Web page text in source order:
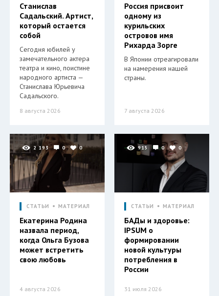
Станислав
Садальский. Артист,
который остается
собой
Сегодня юбилей у
замечательного актера
театра и кино, поистине
народного артиста —
Станислава Юрьевича
Садальского.
8 августа 2026
Россия присвоит
одному из
курильских
островов имя
Рихарда Зорге
В Японии отреагировали
на намерения нашей
страны.
7 августа 2026
2 193 0 0
СТАТЬИ МАТЕРИАЛ
Екатерина Родина
назвала период,
когда Ольга Бузова
может встретить
свою любовь
4 августа 2026
915 0 0
СТАТЬИ МАТЕРИАЛ
БАДы и здоровье:
IPSUM о
формировании
новой культуры
потребления в
России
31 июля 2026